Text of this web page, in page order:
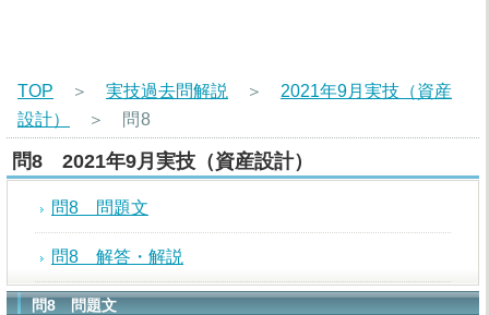
TOP ＞ 実技過去問解説 ＞ 2021年9月実技（資産
設計）
＞ 問8
問8 2021年9月実技（資産設計）
問8 問題文
問8 解答・解説
問8 問題文